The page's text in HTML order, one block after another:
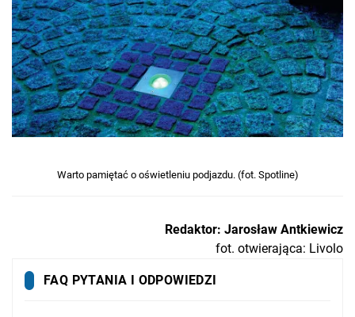
Warto pamiętać o oświetleniu podjazdu. (fot. Spotline)
Redaktor: Jarosław Antkiewicz
fot. otwierająca: Livolo
FAQ PYTANIA I ODPOWIEDZI